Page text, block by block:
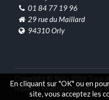
En cliquant sur "OK" ou en
site, vous acceptez les
01 84 77 19 96
29 rue du Maillard
94310 Orly
légales |Réalisation Website